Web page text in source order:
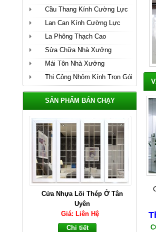
Cầu Thang Kính Cường Lực
Lan Can Kính Cường Lực
La Phông Thạch Cao
Sửa Chữa Nhà Xưởng
Mái Tôn Nhà Xưởng
Thi Công Nhôm Kính Trọn Gói
SẢN PHẨM BÁN CHẠY
Vách Ngăn Nhôm Kính Tại Bình
Dương
Giá: Liên Hệ
Chi tiết